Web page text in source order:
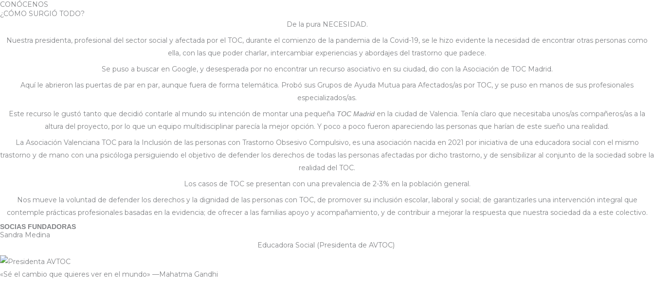
Ir
al
CONÓCENOS
¿CÓMO SURGIÓ TODO?
De la pura NECESIDAD.
Nuestra presidenta, profesional del sector social y afectada por el TOC, durante el comienzo de la pandemia de la Covid-19, se le hizo evidente la necesidad de encontrar otras personas como
ella, con las que poder charlar, intercambiar experiencias y abordajes del trastorno que padece.
Se puso a buscar en Google, y desesperada por no encontrar un recurso asociativo en su ciudad, dio con la Asociación de TOC Madrid.
Aquí le abrieron las puertas de par en par, aunque fuera de forma telemática. Probó sus Grupos de Ayuda Mutua para Afectados/as por TOC, y se puso en manos de sus profesionales
especializados/as.
Este recurso le gustó tanto que decidió contarle al mundo su intención de montar una pequeña TOC Madrid en la ciudad de Valencia. Tenía claro que necesitaba unos/as compañeros/as a la
altura del proyecto, por lo que un equipo multidisciplinar parecía la mejor opción. Y poco a poco fueron apareciendo las personas que harían de este sueño una realidad.
La Asociación Valenciana TOC para la Inclusión de las personas con Trastorno Obsesivo Compulsivo, es una asociación nacida en 2021 por iniciativa de una educadora social con el mismo
trastorno y de mano con una psicóloga persiguiendo el objetivo de defender los derechos de todas las personas afectadas por dicho trastorno, y de sensibilizar al conjunto de la sociedad sobre la
realidad del TOC.
Los casos de TOC se presentan con una prevalencia de 2-3% en la población general.
Nos mueve la voluntad de defender los derechos y la dignidad de las personas con TOC, de promover su inclusión escolar, laboral y social; de garantizarles una intervención integral que
contemple prácticas profesionales basadas en la evidencia; de ofrecer a las familias apoyo y acompañamiento, y de contribuir a mejorar la respuesta que nuestra sociedad da a este colectivo.
SOCIAS FUNDADORAS
Sandra Medina
Educadora Social (Presidenta de AVTOC)
«Sé el cambio que quieres ver en el mundo» —Mahatma Gandhi